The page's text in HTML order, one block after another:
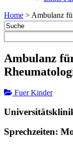
Home > Ambulanz
Ambulanz
Fuer Kinder
Sprechzeiten: